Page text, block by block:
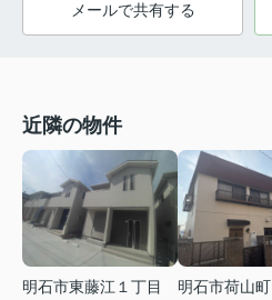
メールで共有する
近隣の物件
明石市東藤江１丁目
明石市荷山町